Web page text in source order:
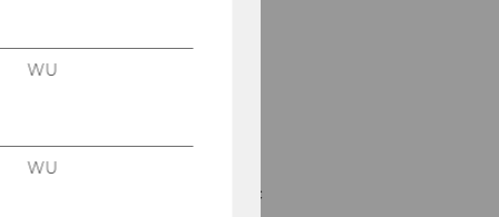
Pricing Course (Specific
WU
WU